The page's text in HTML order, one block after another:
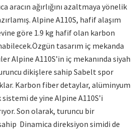
aracın ağırlığını azaltmaya yönelik
Alpine A110S, hafif alaşım
göre 1.9 kg hafif olan karbon
tasarım iç mekanda
Alpine A110S’in iç mekanında siyah
dikişlere sahip Sabelt spor
Karbon fiber detaylar, alüminyum
de yine Alpine A110S’i
Son olarak, turuncu bir
Dinamica direksiyon simidi de